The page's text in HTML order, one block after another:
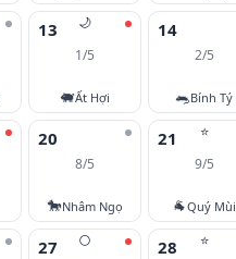
🌙
13
1/5
🐖Ất Hợi
14
2/5
🐀Bính Tý
20
8/5
🐎Nhâm Ngọ
⭐
21
9/5
🐐Quý Mùi
🌕
27 ⭐
28